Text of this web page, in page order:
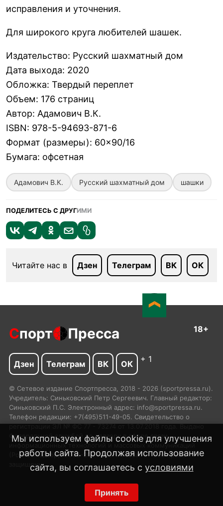
исправления и уточнения.
Для широкого круга любителей шашек.
Издательство: Русский шахматный дом
Дата выхода: 2020
Обложка: Твердый переплет
Объем: 176 страниц
Автор: Адамович В.К.
ISBN: 978-5-94693-871-6
Формат (размеры): 60×90/16
Бумага: офсетная
Адамович В.К. Русский шахматный дом шашки
ПОДЕЛИТЕСЬ С ДРУГИМИ
Читайте нас в Дзен Телеграм ВК ОК
Мы используем файлы cookie для улучшения
работы сайта. Продолжая использование
сайта, вы соглашаетесь с условиями
Принять
Спорт Пресса 18+
Дзен Телеграм ВК ОК + 1
© Сетевое издание Спортпресса, 2018 - 2026 (sportpressa.ru).
Учредитель: Синьковский Петр Сергеевич. Главный редактор:
Синьковский П.С. Электронный адрес: info@sportpressa.ru.
Телефон редакции: +7(495)511-49-05. Свидетельство о
регистрации ЭЛ № ФС 77 - 73274 от 13.07.2018 года. Выдано
Федеральной службой по надзору в сфере связи,
информационных технологий и массовых коммуникаций
(Роскомнадзор). 2002-2024 SportPressa.ru™ Все права
защищены.